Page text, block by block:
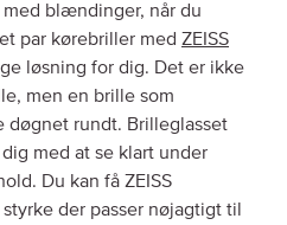
blændinger, når du
par kørebriller med ZEISS
løsning for dig. Det er ikke
men en brille som
døgnet rundt. Brilleglasset
med at se klart under
Du kan få ZEISS
der passer nøjagtigt til